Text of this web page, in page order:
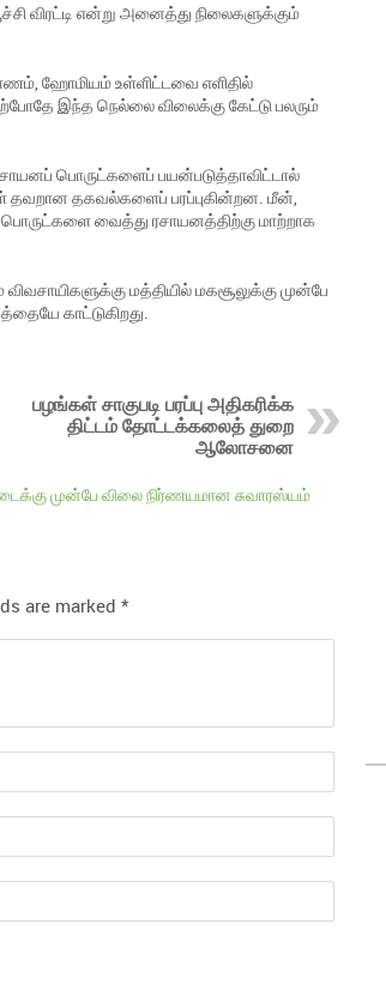
விரட்டி என்று அனைத்து நிலைகளுக்கும்
ஹோமியம் உள்ளிட்டவை எளிதில்
இந்த நெல்லை விலைக்கு கேட்டு பலரும்
பொருட்களைப் பயன்படுத்தாவிட்டால்
தவறான தகவல்களைப் பரப்புகின்றன. மீன்,
வைத்து ரசாயனத்திற்கு மாற்றாக
மத்தியில் மகசூலுக்கு முன்பே
காட்டுகிறது.
பழங்கள் சாகுபடி பரப்பு அதிகரிக்க
திட்டம் தோட்டக்கலைத் துறை
ஆலோசனை
முன்பே விலை நிர்ணயமான சுவாரஸ்யம்
are marked *